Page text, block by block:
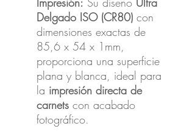
Delgado ISO (CR80) con
dimensiones exactas de
85,6 x 54 x 1mm,
proporciona una superficie
plana y blanca, ideal para
la impresión directa de
carnets con acabado
fotográfico.